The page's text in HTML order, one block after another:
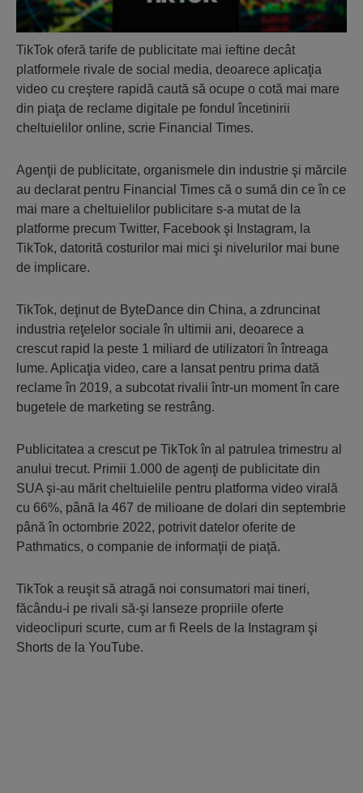
TikTok oferă tarife de publicitate mai ieftine decât
platformele rivale de social media, deoarece aplicaţia
video cu creştere rapidă caută să ocupe o cotă mai mare
din piaţa de reclame digitale pe fondul încetinirii
cheltuielilor online, scrie Financial Times.
Agenţii de publicitate, organismele din industrie şi mărcile
au declarat pentru Financial Times că o sumă din ce în ce
mai mare a cheltuielilor publicitare s-a mutat de la
platforme precum Twitter, Facebook şi Instagram, la
TikTok, datorită costurilor mai mici şi nivelurilor mai bune
de implicare.
TikTok, deţinut de ByteDance din China, a zdruncinat
industria reţelelor sociale în ultimii ani, deoarece a
crescut rapid la peste 1 miliard de utilizatori în întreaga
lume. Aplicaţia video, care a lansat pentru prima dată
reclame în 2019, a subcotat rivalii într-un moment în care
bugetele de marketing se restrâng.
Publicitatea a crescut pe TikTok în al patrulea trimestru al
anului trecut. Primii 1.000 de agenţi de publicitate din
SUA şi-au mărit cheltuielile pentru platforma video virală
cu 66%, până la 467 de milioane de dolari din septembrie
până în octombrie 2022, potrivit datelor oferite de
Pathmatics, o companie de informaţii de piaţă.
TikTok a reuşit să atragă noi consumatori mai tineri,
făcându-i pe rivali să-şi lanseze propriile oferte
videoclipuri scurte, cum ar fi Reels de la Instagram şi
Shorts de la YouTube.